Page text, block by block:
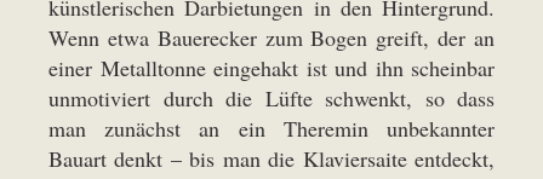
künstlerischen Darbietungen in den Hintergrund.
Wenn etwa Bauerecker zum Bogen greift, der an
einer Metalltonne eingehakt ist und ihn scheinbar
unmotiviert durch die Lüfte schwenkt, so dass
man zunächst an ein Theremin unbekannter
Bauart denkt – bis man die Klaviersaite entdeckt,